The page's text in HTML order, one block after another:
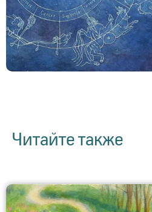
Читайте также